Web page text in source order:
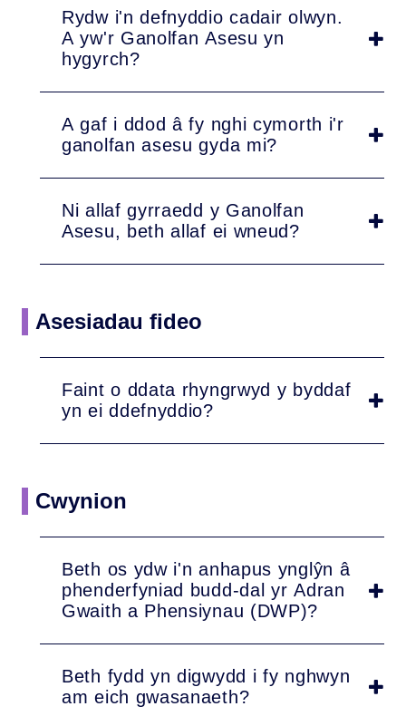
Rydw i'n defnyddio cadair olwyn.
A yw'r Ganolfan Asesu yn
hygyrch?
A gaf i ddod â fy nghi cymorth i'r
ganolfan asesu gyda mi?
Ni allaf gyrraedd y Ganolfan
Asesu, beth allaf ei wneud?
Asesiadau fideo
Faint o ddata rhyngrwyd y byddaf
yn ei ddefnyddio?
Cwynion
Beth os ydw i'n anhapus ynglŷn â
phenderfyniad budd-dal yr Adran
Gwaith a Phensiynau (DWP)?
Beth fydd yn digwydd i fy nghwyn
am eich gwasanaeth?